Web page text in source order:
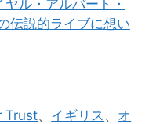
ヤル・アルバート・
伝説的ライブに想い
Trust、 イギリス 、 オ